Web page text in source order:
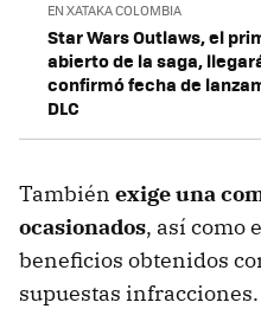
EN XATAKA COLOMBIA
Star Wars Outlaws, el
abierto de la saga,
confirmó fecha de
DLC
También exige una
ocasionados, así como
beneficios obtenidos
supuestas infracciones.